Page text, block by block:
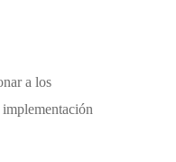
a los